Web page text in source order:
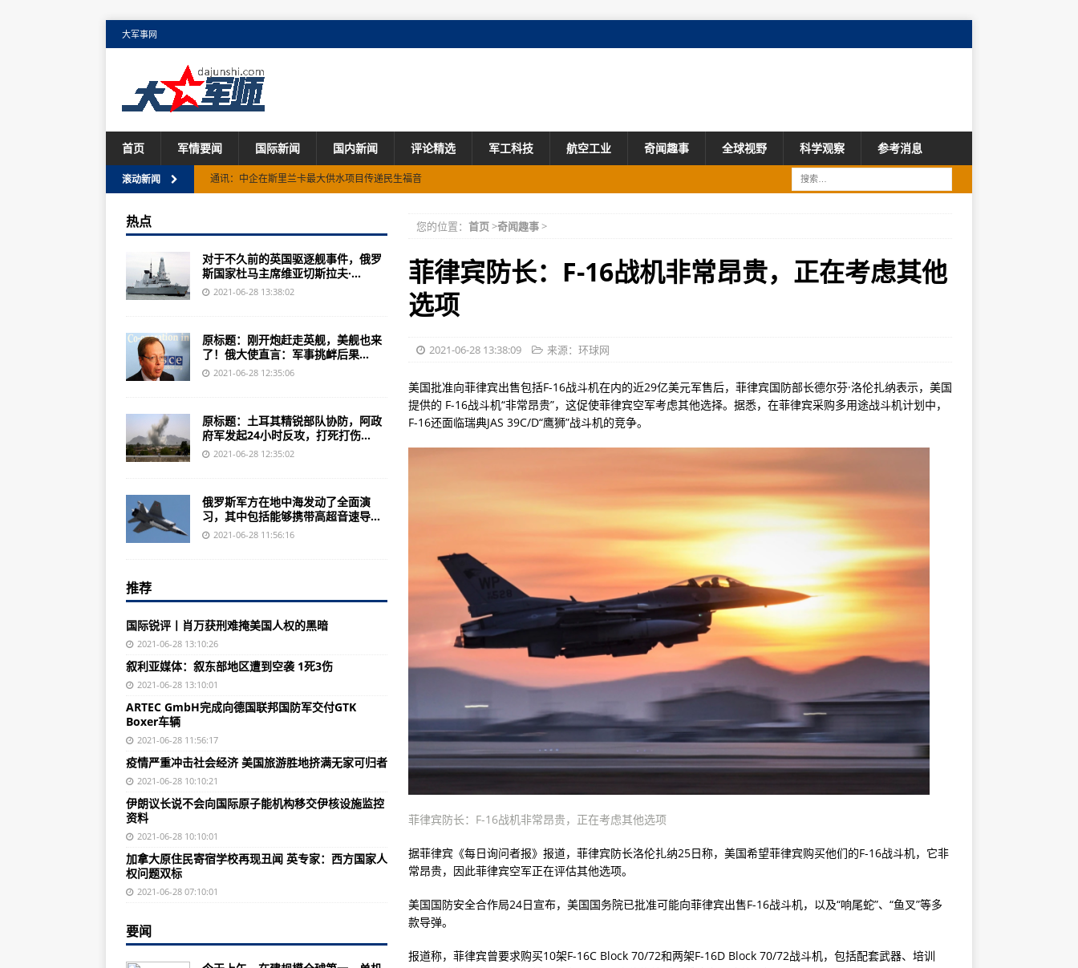
大军事网
首页 军情要闻 国际新闻 国内新闻 评论精选 军工科技 航空工业 奇闻趣事 全球视野 科学观察 参考消息
滚动新闻
通讯：中企在斯里兰卡最大供水项目传递民生福音
加拿大原住民为玛丽瓦尔寄宿学校的751个无标记墓穴举行悼念仪式
破43℃！美国向西部超2000万居民发布高温警告
叙利亚媒体：叙东部地区遭到空袭 1死3伤
美家门口危险一幕，东方7艘军舰突然现身，白宫急令4艘美舰拦截
印军基地遭恐袭：无人机6分钟内投放2枚炸弹，手法系首次
刚开炮赶走英舰，美舰也来了！俄大使直言：军事挑衅后果严重
巴基斯坦总理：如果印巴关系改善，巴基斯坦将有“战略位置”
清朝的御膳房有个蜜供局，制作蜜供有“秘诀”，但是现在没人用了
放狠话？英国参谋长警告：一旦黑海冲突升级，英俄将爆发全面战争
金沙江白鹤滩水电站首批机组正式投产发电
国内油价第九涨大概率要来，加满一箱或多花10元
广州：本轮疫情坚持中西医并重 中医药100%参与确诊患者治疗
刚刚，这条高铁开通运营！
ARTEC GmbH完成向德国联邦国防军交付GTK Boxer车辆
英国陆军为其新型坦克选择以色列Trophy主动防护系统
土耳其突击队接收新版PARS 6×6战车
美国国务院批准向菲律宾出售价值24.3亿美元的F-16战机
日本军用喷气式飞机拦截俄罗斯Su-25 Frogfoot攻击机
俄罗斯向叙利亚部署携带巨大高超音速导弹的猎狐犬
菲律宾空军S-70i直升机在卡帕斯坠毁 机上6人死亡
白俄罗斯推出新型装甲运兵车原型
您的位置： 首页>奇闻趣事>
菲律宾防长：F-16战机非常昂贵，正在考虑其他
选项
2021-06-28 13:38:09 来源：环球网
美国批准向菲律宾出售包括F-16战斗机在内的近29亿美元军售后，菲律宾国防部长德尔芬·洛伦扎纳表示，美国
提供的 F-16战斗机“非常昂贵”，这促使菲律宾空军考虑其他选择。据悉，在菲律宾采购多用途战斗机计划中，
F-16还面临瑞典JAS 39C/D“鹰狮”战斗机的竞争。
菲律宾防长：F-16战机非常昂贵，正在考虑其他选项
据菲律宾《每日询问者报》报道，菲律宾防长洛伦扎纳25日称，美国希望菲律宾购买他们的F-16战斗机，它非
常昂贵，因此菲律宾空军正在评估其他选项。
美国国防安全合作局24日宣布，美国国务院已批准可能向菲律宾出售F-16战斗机，以及“响尾蛇”、“鱼叉”等多
款导弹。
报道称，菲律宾曾要求购买10架F-16C Block 70/72和两架F-16D Block 70/72战斗机，包括配套武器、培训
热点
对于不久前的英国驱逐舰事件，俄罗
斯国家杜马主席维亚切斯拉夫·...
2021-06-28 13:38:02
原标题：刚开炮赶走英舰，美舰也来
了！俄大使直言：军事挑衅后果...
2021-06-28 12:35:06
原标题：土耳其精锐部队协防，阿政
府军发起24小时反攻，打死打伤...
2021-06-28 12:35:02
俄罗斯军方在地中海发动了全面演
习，其中包括能够携带高超音速导...
2021-06-28 11:56:16
推荐
国际锐评丨肖万获刑难掩美国人权的黑暗
2021-06-28 13:10:26
叙利亚媒体：叙东部地区遭到空袭 1死3伤
2021-06-28 13:10:01
ARTEC GmbH完成向德国联邦国防军交付GTK
Boxer车辆
2021-06-28 11:56:17
疫情严重冲击社会经济 美国旅游胜地挤满无家可归者
2021-06-28 10:10:21
伊朗议长说不会向国际原子能机构移交伊核设施监控
资料
2021-06-28 10:10:01
加拿大原住民寄宿学校再现丑闻 英专家：西方国家人
权问题双标
2021-06-28 07:10:01
要闻